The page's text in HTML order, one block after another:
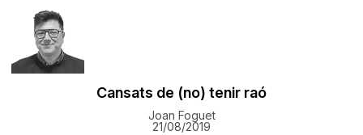
Cansats de (no) tenir raó
Joan Foguet
21/08/2019